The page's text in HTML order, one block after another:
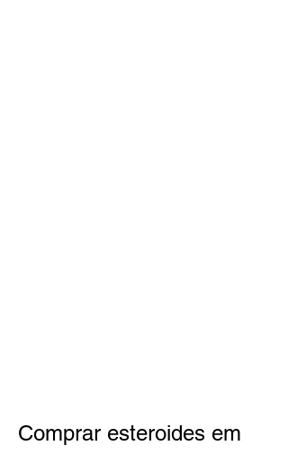
Comprar esteroides em